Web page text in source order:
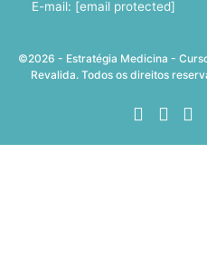
E-mail: [email protected]
©2026 - Estratégia Medicina -
Revalida. Todos os direitos